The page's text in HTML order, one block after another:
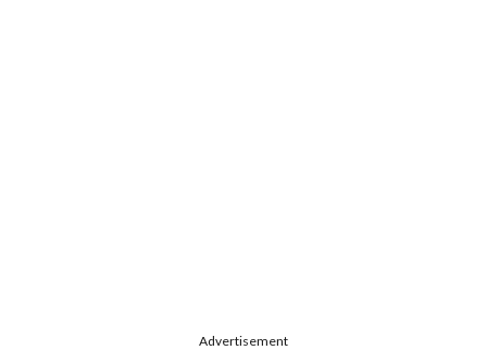
Advertisement